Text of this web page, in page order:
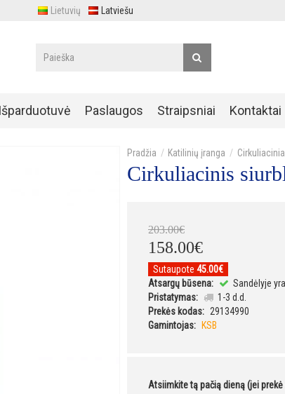
Lietuvių Latviešu
Išparduotuvė Paslaugos Straipsniai Kontaktai
Katilinių įranga
Cirkuliacinis
203.00€
158.00€
Sutaupote 45.00€
Atsargų būsena:
Sandėlyje yra
Pristatymas:
1-3 d.d.
Prekės kodas: 29134990
Gamintojas:
KSB
Atsiimkite tą pačią dieną (jei